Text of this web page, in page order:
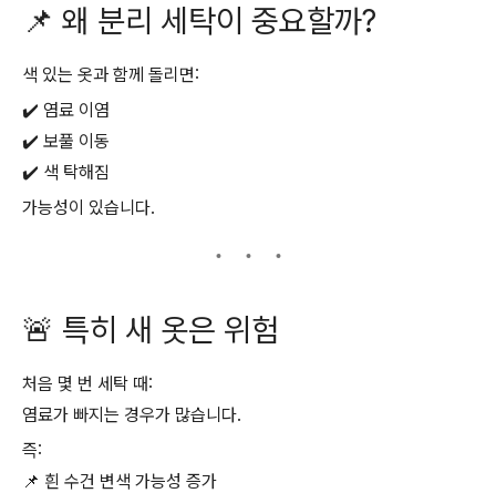
📌 왜 분리 세탁이 중요할까?
색 있는 옷과 함께 돌리면:
✔️ 염료 이염
✔️ 보풀 이동
✔️ 색 탁해짐
가능성이 있습니다.
🚨 특히 새 옷은 위험
처음 몇 번 세탁 때:
염료가 빠지는 경우가 많습니다.
즉:
📌 흰 수건 변색 가능성 증가